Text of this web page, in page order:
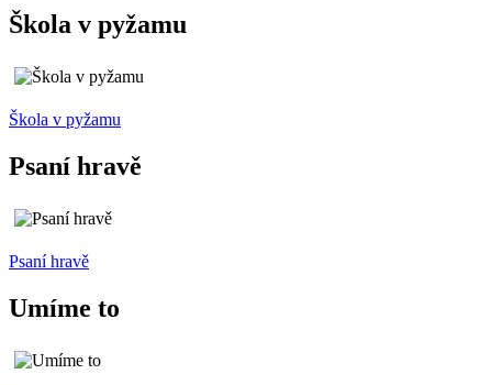
Škola v pyžamu
Škola v pyžamu
Psaní hravě
Psaní hravě
Umíme to